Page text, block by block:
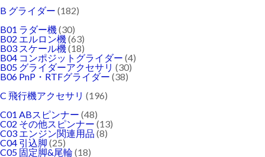
B グライダー (182)
B01 ラダー機(30)
B02 エルロン機(63)
B03 スケール機(18)
B04 コンポジットグライダー (4)
B05 グライダーアクセサリ (30)
B06 PnP・RTFグライダー (38)
C 飛行機アクセサリ (196)
C01 ABスピンナー (48)
C02 その他スピンナー (13)
C03 エンジン関連用品 (8)
C04 引込脚 (25)
C05 固定脚&尾輪(18)